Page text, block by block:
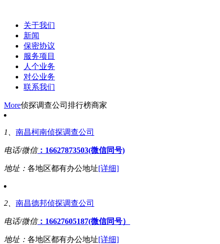
关于我们
新闻
保密协议
服务项目
人个业务
对公业务
联系我们
More侦探调查公司排行榜商家
1、 南昌柯南侦探调查公司
电话/微信：16627873503(微信同号)
地址： 各地区都有办公地址[详细]
2、 南昌德邦侦探调查公司
电话/微信：16627605187(微信同号）
地址： 各地区都有办公地址[详细]